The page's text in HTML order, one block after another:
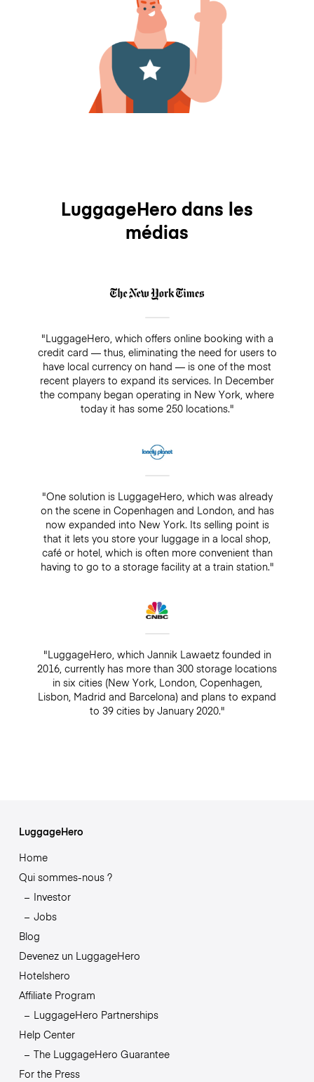
LuggageHero dans les
médias
"LuggageHero, which offers online booking with a
credit card — thus, eliminating the need for users to
have local currency on hand — is one of the most
recent players to expand its services. In December
the company began operating in New York, where
today it has some 250 locations."
"One solution is LuggageHero, which was already
on the scene in Copenhagen and London, and has
now expanded into New York. Its selling point is
that it lets you store your luggage in a local shop,
café or hotel, which is often more convenient than
having to go to a storage facility at a train station."
"LuggageHero, which Jannik Lawaetz founded in
2016, currently has more than 300 storage locations
in six cities (New York, London, Copenhagen,
Lisbon, Madrid and Barcelona) and plans to expand
to 39 cities by January 2020."
LuggageHero
Home
Qui sommes-nous ?
Investor
Jobs
Blog
Devenez un LuggageHero
Hotelshero
Affiliate Program
LuggageHero Partnerships
Help Center
The LuggageHero Guarantee
For the Press